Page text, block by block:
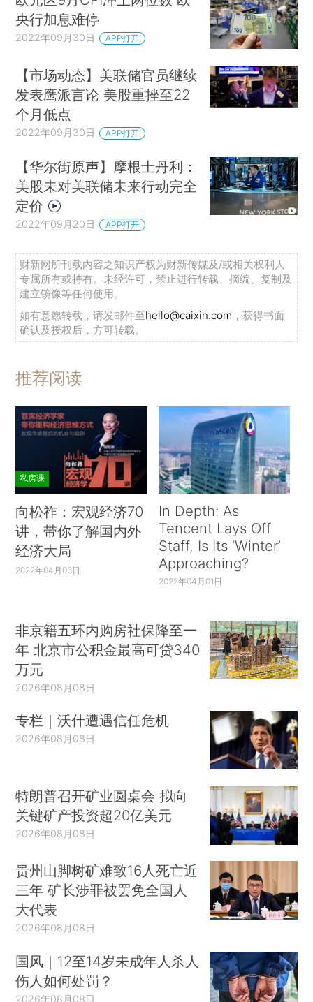
央行加息难停
2022年09月30日 APP打开
【市场动态】美联储官员继续
发表鹰派言论 美股重挫至22
个月低点
2022年09月30日 APP打开
【华尔街原声】摩根士丹利：
美股未对美联储未来行动完全
定价
2022年09月20日 APP打开
财新网所刊载内容之知识产权为财新传媒及/或相关权利人
专属所有或持有。未经许可，禁止进行转载、摘编、复制及
建立镜像等任何使用。
如有意愿转载，请发邮件至hello@caixin.com ，获得书面
确认及授权后，方可转载。
推荐阅读
私房课
向松祚：宏观经济70
讲，带你了解国内外
经济大局
2022年04月06日
In Depth: As
Tencent Lays Off
Staff, Is Its ‘Winter’
Approaching?
2022年04月01日
非京籍五环内购房社保降至一
年 北京市公积金最高可贷340
万元
2026年08月08日
专栏｜沃什遭遇信任危机
2026年08月08日
特朗普召开矿业圆桌会 拟向
关键矿产投资超20亿美元
2026年08月08日
贵州山脚树矿难致16人死亡近
三年 矿长涉罪被罢免全国人
大代表
2026年08月08日
国风｜12至14岁未成年人杀人
伤人如何处罚？
2026年08月08日